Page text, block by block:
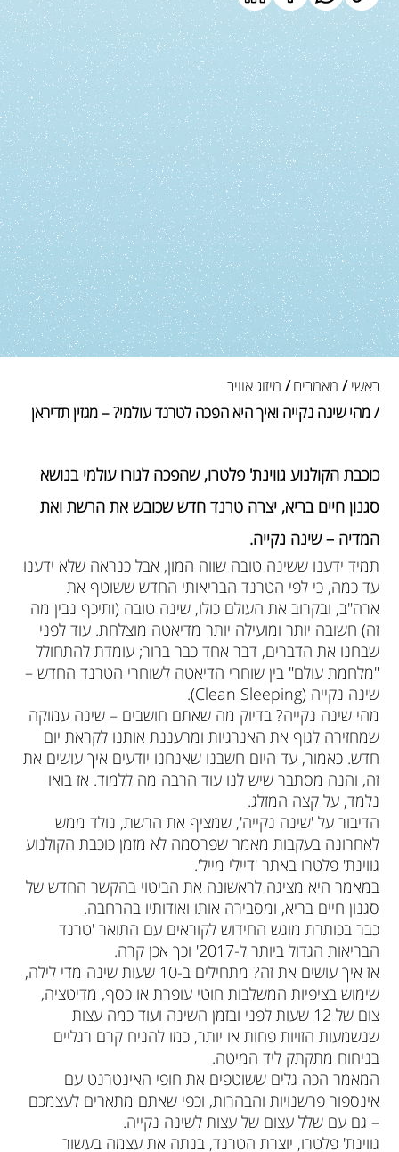
ראשי / מאמרים/ מיזוג אוויר
/ מהי שינה נקייה ואיך היא הפכה לטרנד עולמי? – מגזין תדיראן
כוכבת הקולנוע גווינת' פלטרו, שהפכה לגורו עולמי בנושא
סגנון חיים בריא, יצרה טרנד חדש שכובש את הרשת ואת
המדיה – שינה נקייה.
תמיד ידענו ששינה טובה שווה המון, אבל כנראה שלא ידענו
עד כמה, כי לפי הטרנד הבריאותי החדש ששוטף את
ארה"ב, ובקרוב את העולם כולו, שינה טובה (ותיכף נבין מה
זה) חשובה יותר ומועילה יותר מדיאטה מוצלחת. עוד לפני
שבחנו את הדברים, דבר אחד כבר ברור; עומדת להתחולל
"מלחמת עולם" בין שוחרי הדיאטה לשוחרי הטרנד החדש –
שינה נקייה (Clean Sleeping).
מהי שינה נקייה? בדיוק מה שאתם חושבים – שינה עמוקה
שמחזירה לגוף את האנרגיות ומרעננת אותנו לקראת יום
חדש. כאמור, עד היום חשבנו שאנחנו יודעים איך עושים את
זה, והנה מסתבר שיש לנו עוד הרבה מה ללמוד. אז בואו
נלמד, על קצה המזלג.
הדיבור על 'שינה נקייה', שמציף את הרשת, נולד ממש
לאחרונה בעקבות מאמר שפרסמה לא מזמן כוכבת הקולנוע
גווינת' פלטרו באתר 'דיילי מייל'.
במאמר היא מציגה לראשונה את הביטוי בהקשר החדש של
סגנון חיים בריא, ומסבירה אותו ואודותיו בהרחבה.
כבר בכותרת מוגש החידוש לקוראים עם התואר 'טרנד
הבריאות הגדול ביותר ל-2017' וכך אכן קרה.
אז איך עושים את זה? מתחילים ב-10 שעות שינה מדי לילה,
שימוש בציפיות המשלבות חוטי עופרת או כסף, מדיטציה,
צום של 12 שעות לפני ובזמן השינה ועוד כמה עצות
שנשמעות הזויות פחות או יותר, כמו להניח קרם רגליים
בניחוח מתקתק ליד המיטה.
המאמר הכה גלים ששוטפים את חופי האינטרנט עם
אינספור פרשנויות והבהרות, וכפי שאתם מתארים לעצמכם
– גם עם שלל עצום של עצות לשינה נקייה.
גווינת' פלטרו, יוצרת הטרנד, בנתה את עצמה בעשור